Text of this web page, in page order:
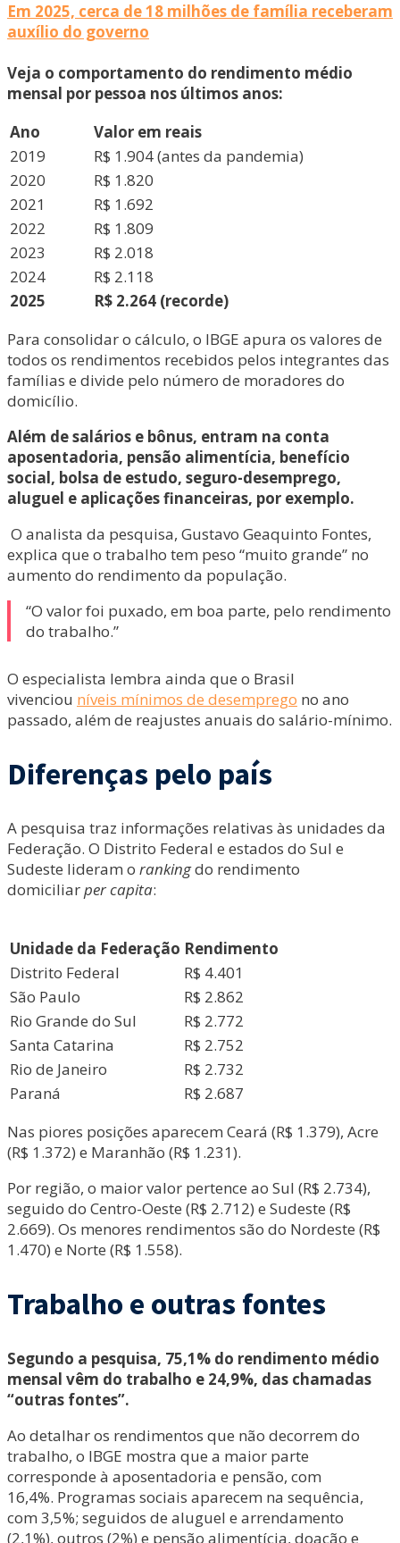
Em 2025, cerca de 18 milhões de família receberam
auxílio do governo
Veja o comportamento do rendimento médio
mensal por pessoa nos últimos anos:
Ano
Valor em reais
2019
R$ 1.904 (antes da pandemia)
2020
R$ 1.820
2021
R$ 1.692
2022
R$ 1.809
2023
R$ 2.018
2024
R$ 2.118
2025
R$ 2.264 (recorde)
Para consolidar o cálculo, o IBGE apura os valores de
todos os rendimentos recebidos pelos integrantes das
famílias e divide pelo número de moradores do
domicílio.
Além de salários e bônus, entram na conta
aposentadoria, pensão alimentícia, benefício
social, bolsa de estudo, seguro-desemprego,
aluguel e aplicações financeiras, por exemplo.
O analista da pesquisa, Gustavo Geaquinto Fontes,
explica que o trabalho tem peso “muito grande” no
aumento do rendimento da população.
“O valor foi puxado, em boa parte, pelo rendimento
do trabalho.”
O especialista lembra ainda que o Brasil
vivenciou níveis mínimos de desemprego no ano
passado, além de reajustes anuais do salário-mínimo.
Diferenças pelo país
A pesquisa traz informações relativas às unidades da
Federação. O Distrito Federal e estados do Sul e
Sudeste lideram o rankingdo rendimento
domiciliarper capita:
Unidade da Federação Rendimento
Distrito Federal
R$ 4.401
São Paulo
R$ 2.862
Rio Grande do Sul
R$ 2.772
Santa Catarina
R$ 2.752
Rio de Janeiro
R$ 2.732
Paraná
R$ 2.687
Nas piores posições aparecem Ceará (R$ 1.379), Acre
(R$ 1.372) e Maranhão (R$ 1.231).
Por região, o maior valor pertence ao Sul (R$ 2.734),
seguido do Centro-Oeste (R$ 2.712) e Sudeste (R$
2.669). Os menores rendimentos são do Nordeste (R$
1.470) e Norte (R$ 1.558).
Trabalho e outras fontes
Segundo a pesquisa, 75,1% do rendimento médio
mensal vêm do trabalho e 24,9%, das chamadas
“outras fontes”.
Ao detalhar os rendimentos que não decorrem do
trabalho, o IBGE mostra que a maior parte
corresponde à aposentadoria e pensão, com
16,4%. Programas sociais aparecem na sequência,
com 3,5%; seguidos de aluguel e arrendamento
(2,1%), outros (2%) e pensão alimentícia, doação e